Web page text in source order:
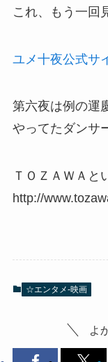
これ、もう一回
ユメ十夜公式サ
第六夜は例の運
やってたダンサ
ＴＯＺＡＷＡと
http://
☆エンタメ-映画
よ